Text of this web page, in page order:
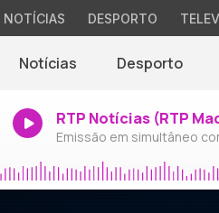
NOTÍCIAS DESPORTO
Notícias Desporto
RTP Notícias (RTP
Emissão em simultâneo